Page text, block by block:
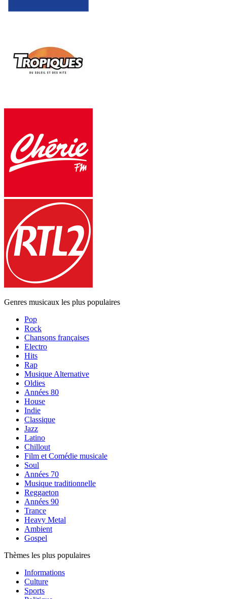
Genres musicaux les plus populaires
Pop
Rock
Chansons françaises
Electro
Hits
Rap
Musique Alternative
Oldies
Années 80
House
Indie
Classique
Jazz
Latino
Chillout
Film et Comédie musicale
Soul
Années 70
Musique traditionnelle
Reggaeton
Années 90
Trance
Heavy Metal
Ambient
Gospel
Thèmes les plus populaires
Informations
Culture
Sports